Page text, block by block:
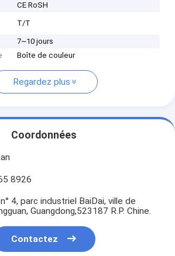
CE RoSH
T/T
7~10 jours
Boîte de couleur
Regardez plus
Coordonnées
8926
4, parc industriel BaiDai, ville de
Guangdong,523187 R.P. Chine.
Contactez